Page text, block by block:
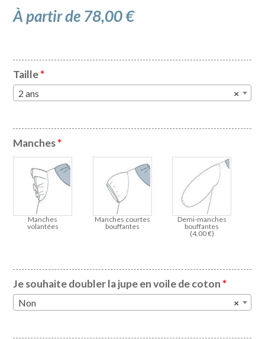
À partir de 78,00€
Taille*
×
2 ans
Manches*
Manches
volantées
Manches courtes
bouffantes
Demi-manches
bouffantes
(4,00€)
Je souhaite doubler la jupe en voile de coton*
×
Non